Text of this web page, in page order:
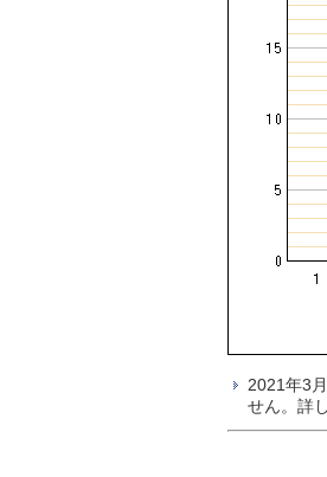
2021年3
せん。詳